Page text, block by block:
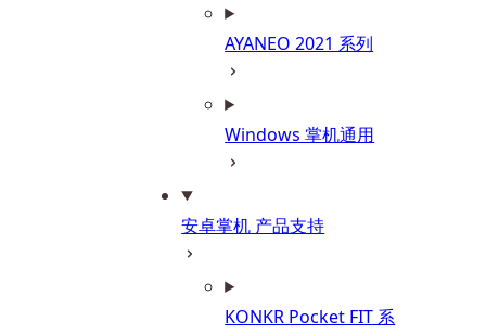
AYANEO 2021 系列
Windows 掌机通用
安卓掌机 产品支持
KONKR Pocket FIT 系